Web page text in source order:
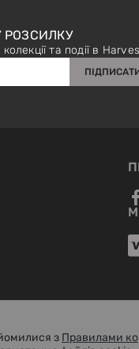
РОЗСИЛКУ
та події в
зПравилами